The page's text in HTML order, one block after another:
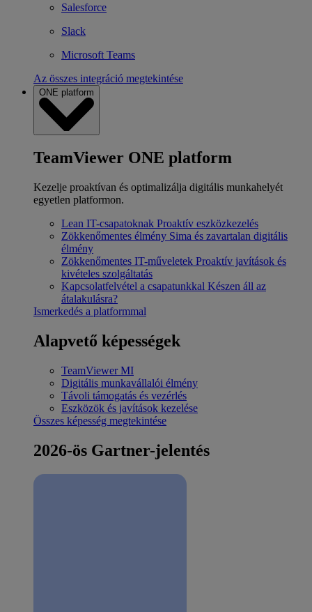
Salesforce
Slack
Microsoft Teams
Az összes integráció megtekintése
ONE platform
TeamViewer ONE platform
Kezelje proaktívan és optimalizálja digitális munkahelyét
egyetlen platformon.
Lean IT-csapatoknak Proaktív eszközkezelés
Zökkenőmentes élmény Sima és zavartalan digitális
élmény
Zökkenőmentes IT-műveletek Proaktív javítások és
kivételes szolgáltatás
Kapcsolatfelvétel a csapatunkkal Készen áll az
átalakulásra?
Ismerkedés a platformmal
Alapvető képességek
TeamViewer MI
Digitális munkavállalói élmény
Távoli támogatás és vezérlés
Eszközök és javítások kezelése
Összes képesség megtekintése
2026-ös Gartner-jelentés